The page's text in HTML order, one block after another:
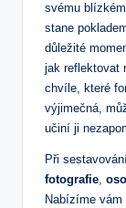
svému
stane
důležité
jak reflektovat
chvíle, které
výjimečná,
učiní ji
Při
fotografie,
Nabízíme